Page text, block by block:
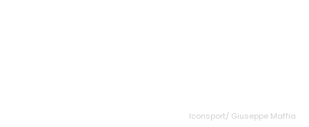
Iconsport/ Giuseppe Maffia